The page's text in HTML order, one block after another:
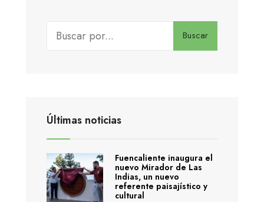
Buscar
Últimas noticias
Fuencaliente inaugura el
nuevo Mirador de Las
Indias, un nuevo
referente paisajístico y
cultural